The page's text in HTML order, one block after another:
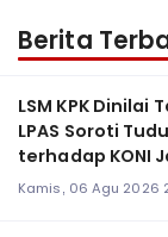
Berita
LSM KPK
LPAS Soroti
terhadap KONI
Kamis, 06 Agu 2026